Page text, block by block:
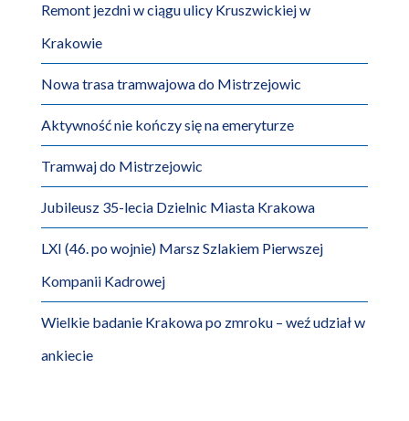
Remont jezdni w ciągu ulicy Kruszwickiej w
Krakowie
Nowa trasa tramwajowa do Mistrzejowic
Aktywność nie kończy się na emeryturze
Tramwaj do Mistrzejowic
Jubileusz 35-lecia Dzielnic Miasta Krakowa
LXI (46. po wojnie) Marsz Szlakiem Pierwszej
Kompanii Kadrowej
Wielkie badanie Krakowa po zmroku – weź udział w
ankiecie